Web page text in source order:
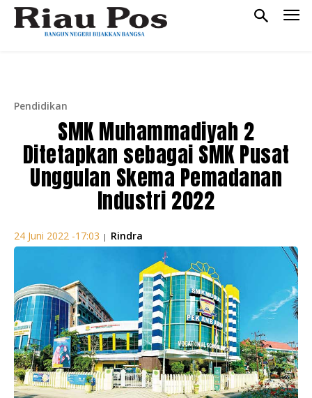
Pendidikan
SMK Muhammadiyah 2
Ditetapkan sebagai SMK Pusat
Unggulan Skema Pemadanan
Industri 2022
24 Juni 2022 -17:03 | Rindra